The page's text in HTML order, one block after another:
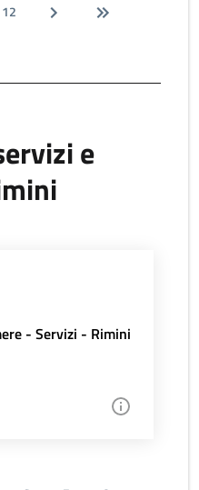
12
e
- Servizi - Rimini